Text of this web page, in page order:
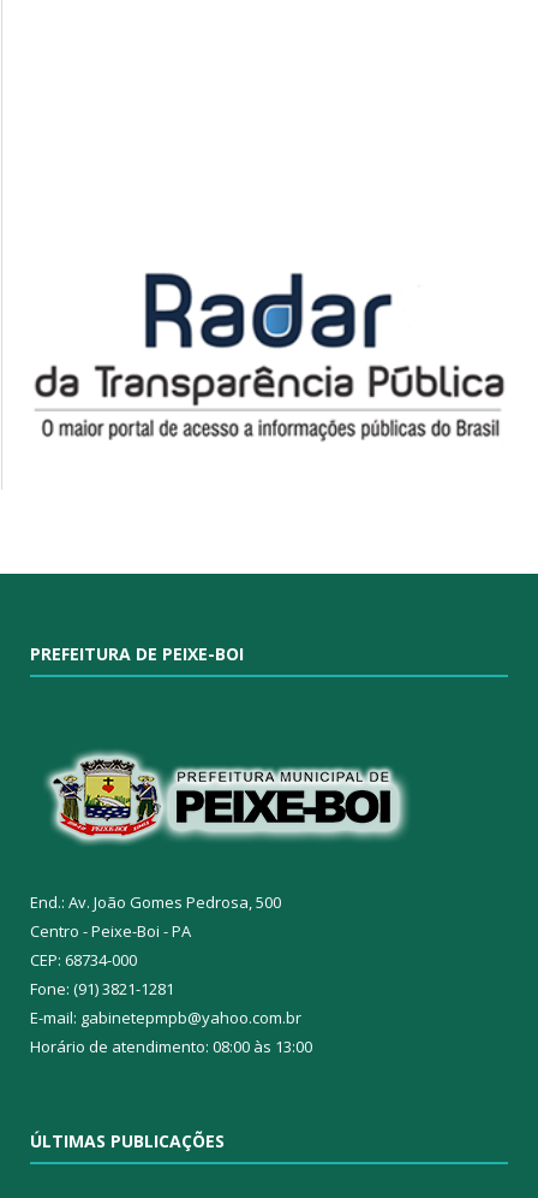
PREFEITURA DE PEIXE-BOI
End.: Av. João Gomes Pedrosa, 500
Centro - Peixe-Boi - PA
CEP: 68734-000
Fone: (91) 3821-1281
E-mail: gabinetepmpb@yahoo.com.br
Horário de atendimento: 08:00 às 13:00
ÚLTIMAS PUBLICAÇÕES